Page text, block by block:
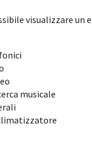
visualizzare un
musicale